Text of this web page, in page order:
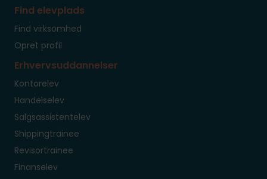
Find elevplads
Find virksomhed
Opret profil
Erhvervsuddannelser
Kontorelev
Handelselev
Salgsassistentelev
Shippingtrainee
Revisortrainee
Finanselev